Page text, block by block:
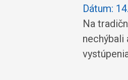
Dátum:
Na
nechýbali